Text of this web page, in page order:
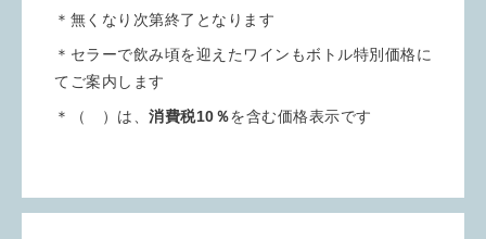
＊無くなり次第終了となります
＊セラーで飲み頃を迎えたワインもボトル特別価格に
てご案内します
＊（ ）は、 消費税10％を含む価格表示です